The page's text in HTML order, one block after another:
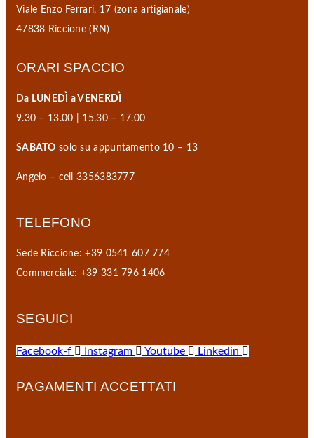
Viale Enzo Ferrari, 17 (zona artigianale)
47838 Riccione (RN)
ORARI SPACCIO
Da LUNEDÌ a VENERDÌ
9.30 – 13.00 | 15.30 – 17.00
SABATO solo su appuntamento 10 – 13
Angelo – cell 3356383777
TELEFONO
Sede Riccione: +39 0541 607 774
Commerciale: +39 331 796 1406
SEGUICI
Facebook-f Instagram Youtube Linkedin
PAGAMENTI ACCETTATI